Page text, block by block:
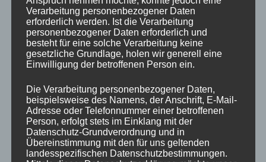
VORSICHTIGE Längswalzer.[…]
WEITERLESEN
SUCHE
Suchen
nach:
Verarbeitung personenbezogener Daten
erforderlich werden. Ist die Verarbeitung
personenbezogener Daten erforderlich und
besteht für eine solche Verarbeitung keine
gesetzliche Grundlage, holen wir generell eine
Einwilligung der betroffenen Person ein.
Die Verarbeitung personenbezogener Daten,
beispielsweise des Namens, der Anschrift, E-Mail-
Adresse oder Telefonnummer einer betroffenen
Person, erfolgt stets im Einklang mit der
Datenschutz-Grundverordnung und in
Übereinstimmung mit den für uns geltenden
landesspezifischen Datenschutzbestimmungen.